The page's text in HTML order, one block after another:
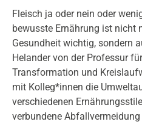
Fleisch ja oder nein oder
bewusste Ernährung ist nicht
Gesundheit wichtig, sondern
Helander von der Professur
Transformation und
mit Kolleg*innen die
verschiedenen
verbundene